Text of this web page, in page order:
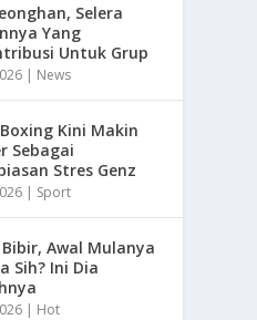
Selera
Yang
Untuk Grup
| News
Kini Makin
Sebagai
Stres Genz
| Sport
Awal Mulanya
Sih? Ini Dia
| Hot